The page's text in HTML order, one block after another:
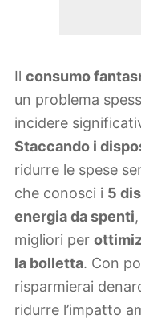
Il consumo
un problema
incidere
Staccando i
ridurre le spese
che conosci i 5
energia da spenti
migliori per
la bolletta. Con
risparmierai
ridurre l’impatto